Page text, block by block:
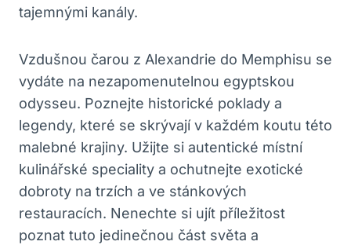
tajemnými kanály.
Vzdušnou čarou z Alexandrie do Memphisu se
vydáte na nezapomenutelnou egyptskou
odysseu. Poznejte historické poklady a
legendy, které se skrývají v každém koutu této
malebné krajiny. Užijte si autentické místní
kulinářské speciality a ochutnejte exotické
dobroty na trzích a ve stánkových
restauracích. Nenechte si ujít příležitost
poznat tuto jedinečnou část světa a